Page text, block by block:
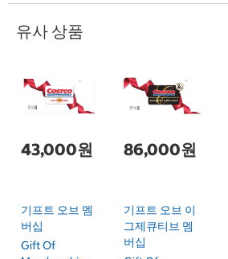
유사 상품
43,000원
기프트 오브 멤
버십
Gift Of
86,000원
기프트 오브 이
그제큐티브 멤
버십